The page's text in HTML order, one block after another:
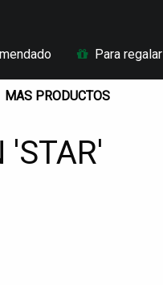
Para regalar
MAS PRODUCTOS
'STAR'